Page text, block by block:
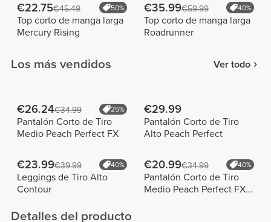
€22.75€45.49 50%
Top corto de manga larga
Mercury Rising
€35.99€59.99 40%
Top corto de manga larga
Roadrunner
Los más vendidos Ver todo
€26.24€34.99 25%
Pantalón Corto de Tiro
Medio Peach Perfect FX
€29.99
Pantalón Corto de Tiro
Alto Peach Perfect
€23.99€39.99 40%
Leggings de Tiro Alto
Contour
€20.99€34.99 40%
Pantalón Corto de Tiro
Medio Peach Perfect FX
Detalles del producto